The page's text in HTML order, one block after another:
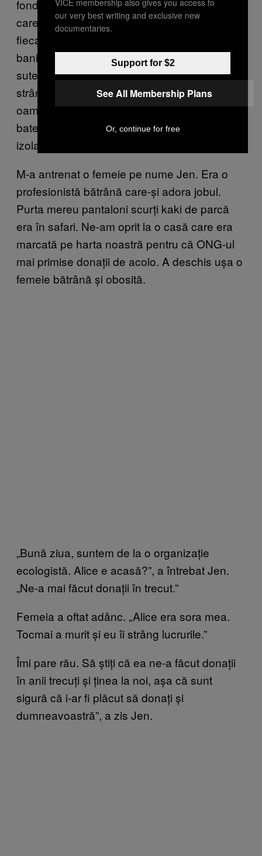
fonduri pentru o organizație din aia ecologistă
care zici că era o afacere tip piramidă. În
fiecare săptămână, primeai un procentaj din
banii pe care îi strângeai peste suma de patru
sute de dolari, așa că toți erau disperați să
strângă cât mai mult. În loc să enervăm
oamenii de pe stradă, firma ne trimitea să
batem din ușă-n ușă într-un cartier bogat și
izolat.
M-a antrenat o femeie pe nume Jen. Era o
profesionistă bătrână care-și adora jobul.
Purta mereu pantaloni scurți kaki de parcă
era în safari. Ne-am oprit la o casă care era
marcată pe harta noastră pentru că ONG-ul
mai primise donații de acolo. A deschis ușa o
femeie bătrână și obosită.
„Bună ziua, suntem de la o organizație
ecologistă. Alice e acasă?”, a întrebat Jen.
„Ne-a mai făcut donații în trecut.”
Femeia a oftat adânc. „Alice era sora mea.
Tocmai a murit și eu îi strâng lucrurile.”
Îmi pare rău. Să știți că ea ne-a făcut donații
în anii trecuți și ținea la noi, așa că sunt
sigură că i-ar fi plăcut să donați și
dumneavoastră”, a zis Jen.
our very best writing and exclusive new
documentaries.
Support for $2
See All Membership Plans
Or, continue for free